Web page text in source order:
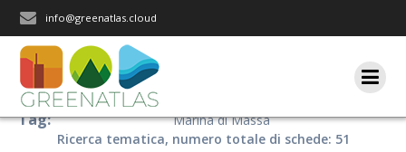
info@greenatlas.cloud
Tag:
Marina di Massa
Ricerca tematica, numero totale di schede: 51